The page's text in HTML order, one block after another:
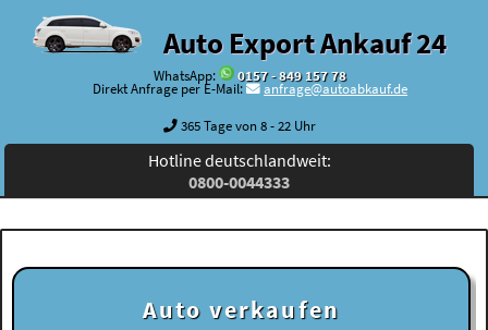
Auto Export Ankauf 24
WhatsApp:
0157 - 849 157 78
Direkt Anfrage per E-Mail:
anfrage@autoabkauf.de
365 Tage von 8 - 22 Uhr
Hotline deutschlandweit:
0800-0044333
Auto verkaufen